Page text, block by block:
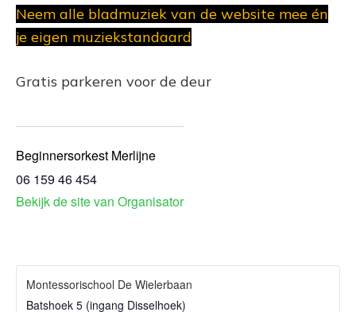
Neem alle bladmuziek van de website mee én
je eigen muziekstandaard
Gratis parkeren voor de deur
Beginnersorkest Merlijne
06 159 46 454
Bekijk de site van Organisator
Montessorischool De Wielerbaan
Batshoek 5 (ingang Disselhoek)